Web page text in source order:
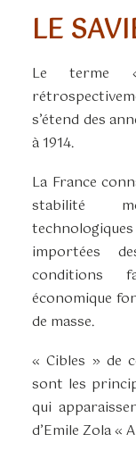
LE
Le terme
s’étend des
à 1914.
La France
stabilité
importées
conditions
économique
de masse.
« Cibles » de
sont les
qui
d’Emile Zola «